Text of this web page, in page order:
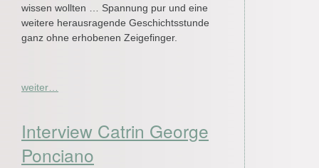
wissen wollten … Spannung pur und eine
weitere herausragende Geschichtsstunde
ganz ohne erhobenen Zeigefinger.
weiter…
Interview Catrin George
Ponciano